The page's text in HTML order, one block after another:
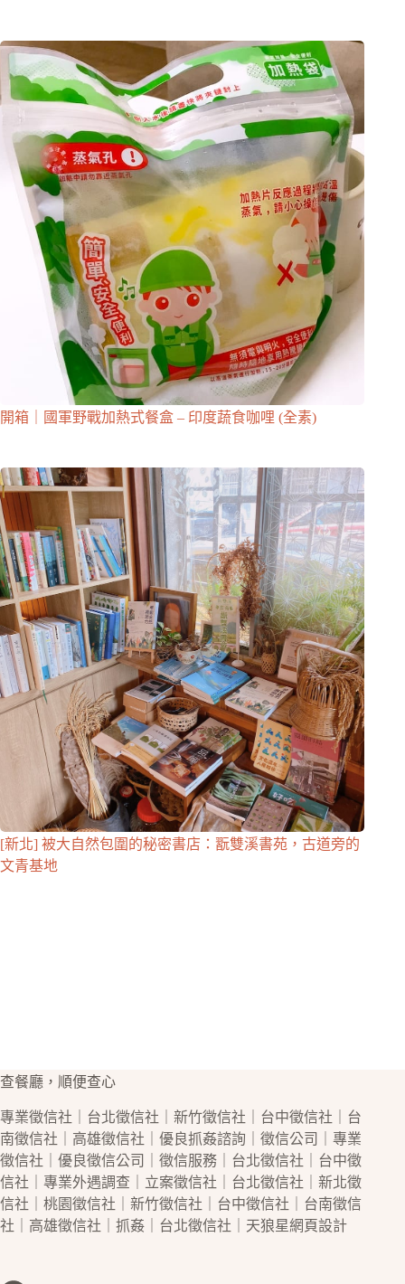
開箱｜國軍野戰加熱式餐盒 – 印度蔬食咖哩 (全素)
[新北] 被大自然包圍的秘密書店：翫雙溪書苑，古道旁的
文青基地
查餐廳，順便查心
專業徵信社 台北徵信社 新竹徵信社 台中徵信社
台
南徵信社
高雄徵信社 ｜優良抓姦諮詢｜ 徵信公司
｜專業
徵信社 ｜優良徵信公司 徵信服務｜ 台北徵信社
台中徵
信社 ｜專業外遇調查｜立案徵信社 台北徵信社
新北徵
信社
桃園徵信社 新竹徵信社 台中徵信社
台南徵信
社
高雄徵信社 抓姦 台北徵信社 ｜天狼星網頁設計